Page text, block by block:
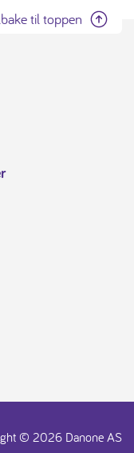
til toppen
© 2026 Danone AS